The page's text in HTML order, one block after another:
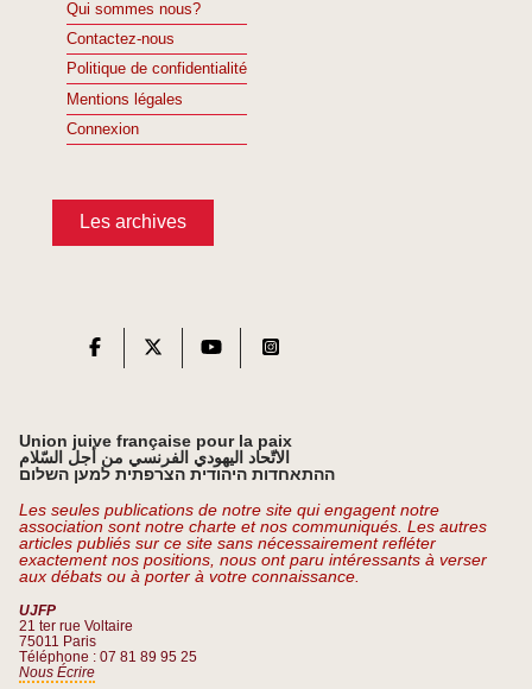
Qui sommes nous?
Contactez-nous
Politique de confidentialité
Mentions légales
Connexion
Les archives
Union juive française pour la paix
الاتّحاد اليهودي الفرنسي من أجل السّلام
ההתאחדות היהודית הצרפתית למען השלום
Les seules publications de notre site qui engagent notre
association sont notre charte et nos communiqués. Les autres
articles publiés sur ce site sans nécessairement refléter
exactement nos positions, nous ont paru intéressants à verser
aux débats ou à porter à votre connaissance.
UJFP
21 ter rue Voltaire
75011 Paris
Téléphone : 07 81 89 95 25
Nous Écrire